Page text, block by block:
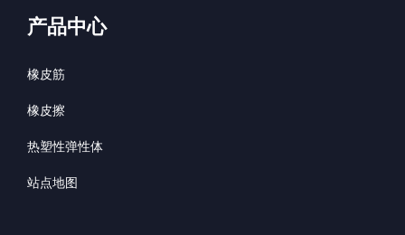
产品中心
橡皮筋
橡皮擦
热塑性弹性体
站点地图